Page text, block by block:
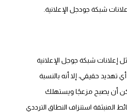
شبكة جودجل الإعلانية.
إعلانات شبكة جوجل الإعلانية
تهديد حقيقي، إلا أنه بالنسبة
أن يصبح مزعجًا ويستهلك
المنبثقة استنزاف النطاق الترددي